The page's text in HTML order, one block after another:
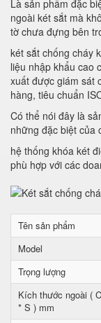
Là sản phẩm đặc
ngoài két sắt mà
tờ chưa đựng bên
két sắt chống cháy
liệu nhập khẩu cao
xuất được giám sát
hàng, tiêu chuẩn
Có thể nói đây là
những đặc biệt của
hệ thống khóa két
phù hợp với các
Tên sản phẩm
Model
Trọng lượng
Kích thước ngoài (
* S ) mm